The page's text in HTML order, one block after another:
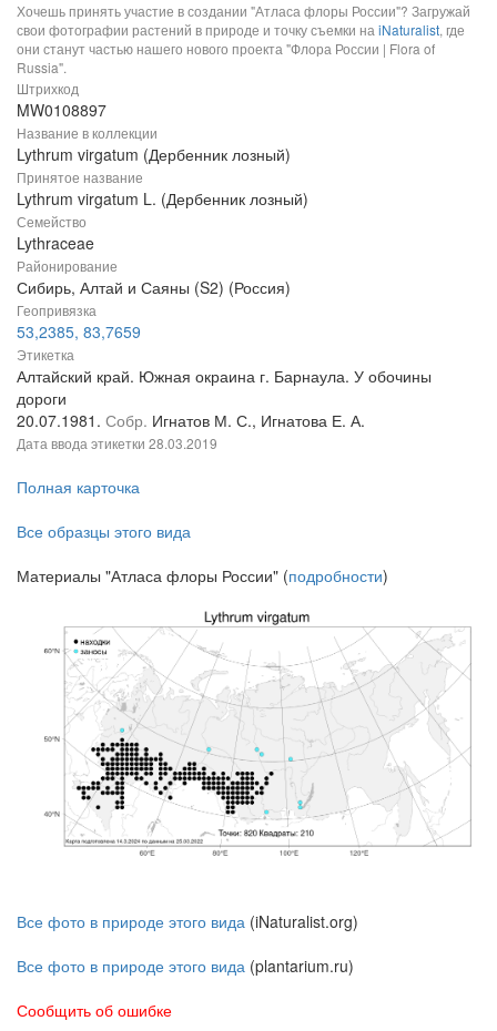
Хочешь принять участие в создании "Атласа флоры России"? Загружай
свои фотографии растений в природе и точку съемки на iNaturalist, где
они станут частью нашего нового проекта "Флора России | Flora of
Russia".
Штрихкод
MW0108897
Название в коллекции
Lythrum virgatum (Дербенник лозный)
Принятое название
Lythrum virgatum L. (Дербенник лозный)
Семейство
Lythraceae
Районирование
Сибирь, Алтай и Саяны (S2) (Россия)
Геопривязка
53,2385, 83,7659
Этикетка
Алтайский край. Южная окраина г. Барнаула. У обочины
дороги
20.07.1981. Собр. Игнатов М. С., Игнатова Е. А.
Дата ввода этикетки 28.03.2019
Полная карточка
Все образцы этого вида
Материалы "Атласа флоры России" (подробности)
Все фото в природе этого вида (iNaturalist.org)
Все фото в природе этого вида (plantarium.ru)
Сообщить об ошибке